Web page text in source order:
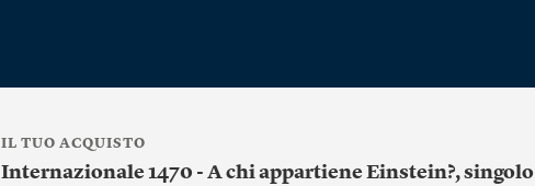
IL TUO ACQUISTO
Internazionale 1470 - A chi appartiene Einstein?, singolo